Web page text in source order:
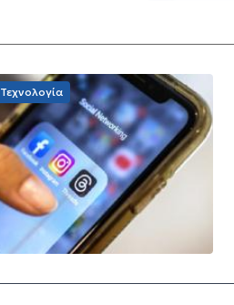
Τεχνολογία